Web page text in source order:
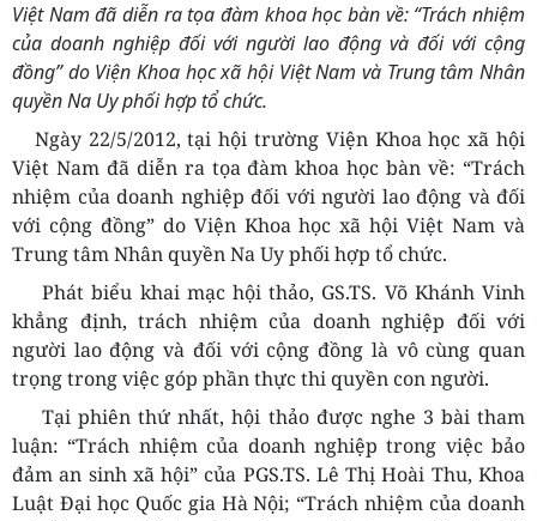
Việt Nam đã diễn ra tọa đàm khoa học bàn về: “Trách nhiệm
của doanh nghiệp đối với người lao động và đối với cộng
đồng” do Viện Khoa học xã hội Việt Nam và Trung tâm Nhân
quyền Na Uy phối hợp tổ chức.
Ngày 22/5/2012, tại hội trường Viện Khoa học xã hội
Việt Namđã diễn ra tọa đàm khoa học bàn về: “Trách
nhiệm của doanh nghiệp đối với người lao động và đối
với cộng đồng” do Viện Khoa học xã hội ViệtNam và
Trung tâm Nhân quyền NaUy phối hợp tổ chức.
Phát biểu khai mạc hội thảo, GS.TS. Võ Khánh Vinh
khẳng định, trách nhiệm của doanh nghiệp đối với
người lao động và đối với cộng đồng là vô cùng quan
trọng trong việc góp phần thực thi quyền con người.
Tại phiên thứ nhất, hội thảo được nghe 3 bài tham
luận: “Trách nhiệm của doanh nghiệp trong việc bảo
đảm an sinh xã hội” của PGS.TS. Lê Thị Hoài Thu, Khoa
Luật Đại học Quốc gia Hà Nội; “Trách nhiệm của doanh